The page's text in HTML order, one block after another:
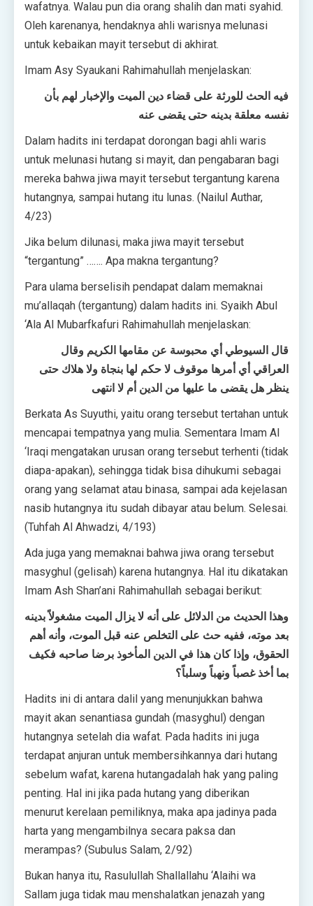
wafatnya. Walau pun dia orang shalih dan mati syahid.
Oleh karenanya, hendaknya ahli warisnya melunasi
untuk kebaikan mayit tersebut di akhirat.
Imam Asy Syaukani Rahimahullah menjelaskan:
فيه الحث للورثة على قضاء دين الميت والإخبار لهم بأن
نفسه معلقة بدينه حتى يقضى عنه
Dalam hadits ini terdapat dorongan bagi ahli waris
untuk melunasi hutang si mayit, dan pengabaran bagi
mereka bahwa jiwa mayit tersebut tergantung karena
hutangnya, sampai hutang itu lunas. (Nailul Authar,
4/23)
Jika belum dilunasi, maka jiwa mayit tersebut
“tergantung” ……. Apa makna tergantung?
Para ulama berselisih pendapat dalam memaknai
mu’allaqah (tergantung) dalam hadits ini. Syaikh Abul
‘Ala Al Mubarfkafuri Rahimahullah menjelaskan:
قال السيوطي أي محبوسة عن مقامها الكريم وقال
العراقي أي أمرها موقوف لا حكم لها بنجاة ولا هلاك حتى
ينظر هل يقضى ما عليها من الدين أم لا انتهى
Berkata As Suyuthi, yaitu orang tersebut tertahan untuk
mencapai tempatnya yang mulia. Sementara Imam Al
‘Iraqi mengatakan urusan orang tersebut terhenti (tidak
diapa-apakan), sehingga tidak bisa dihukumi sebagai
orang yang selamat atau binasa, sampai ada kejelasan
nasib hutangnya itu sudah dibayar atau belum. Selesai.
(Tuhfah Al Ahwadzi, 4/193)
Ada juga yang memaknai bahwa jiwa orang tersebut
masyghul (gelisah) karena hutangnya. Hal itu dikatakan
Imam Ash Shan’ani Rahimahullah sebagai berikut:
وهذا الحديث من الدلائل على أنه لا يزال الميت مشغولاً بدينه
بعد موته، ففيه حث على التخلص عنه قبل الموت، وأنه أهم
الحقوق، وإذا كان هذا في الدين المأخوذ برضا صاحبه فكيف
بما أخذ غصباً ونهباً وسلباً؟
Hadits ini di antara dalil yang menunjukkan bahwa
mayit akan senantiasa gundah (masyghul) dengan
hutangnya setelah dia wafat. Pada hadits ini juga
terdapat anjuran untuk membersihkannya dari hutang
sebelum wafat, karena hutangadalah hak yang paling
penting. Hal ini jika pada hutang yang diberikan
menurut kerelaan pemiliknya, maka apa jadinya pada
harta yang mengambilnya secara paksa dan
merampas? (Subulus Salam, 2/92)
Bukan hanya itu, Rasulullah Shallallahu ‘Alaihi wa
Sallam juga tidak mau menshalatkan jenazah yang